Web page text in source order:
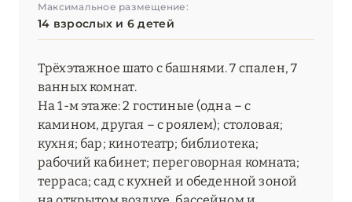
Максимальное размещение:
14 взрослых и 6 детей
Трёхэтажное шато с башнями. 7 спален, 7
ванных комнат.
На 1-м этаже: 2 гостиные (одна – с
камином, другая – с роялем); столовая;
кухня; бар; кинотеатр; библиотека;
рабочий кабинет; переговорная комната;
терраса; сад с кухней и обеденной зоной